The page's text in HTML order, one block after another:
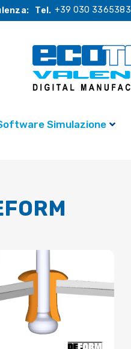
Tel. +39 030 3365383
Simulazione